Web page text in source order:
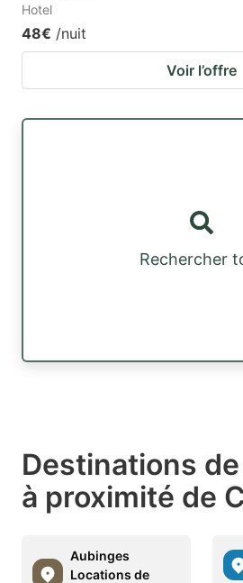
Hotel
48€ /nuit
Voir l’offre
Rechercher
Destinations
à proximité de
Aubinges
Locations de